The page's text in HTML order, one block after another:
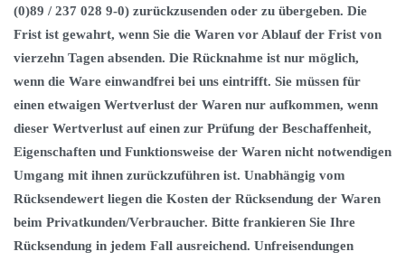
(0)89 / 237 028 9-0) zurückzusenden oder zu übergeben. Die
Frist ist gewahrt, wenn Sie die Waren vor Ablauf der Frist von
vierzehn Tagen absenden. Die Rücknahme ist nur möglich,
wenn die Ware einwandfrei bei uns eintrifft. Sie müssen für
einen etwaigen Wertverlust der Waren nur aufkommen, wenn
dieser Wertverlust auf einen zur Prüfung der Beschaffenheit,
Eigenschaften und Funktionsweise der Waren nicht notwendigen
Umgang mit ihnen zurückzuführen ist. Unabhängig vom
Rücksendewert liegen die Kosten der Rücksendung der Waren
beim Privatkunden/Verbraucher. Bitte frankieren Sie Ihre
Rücksendung in jedem Fall ausreichend. Unfreisendungen